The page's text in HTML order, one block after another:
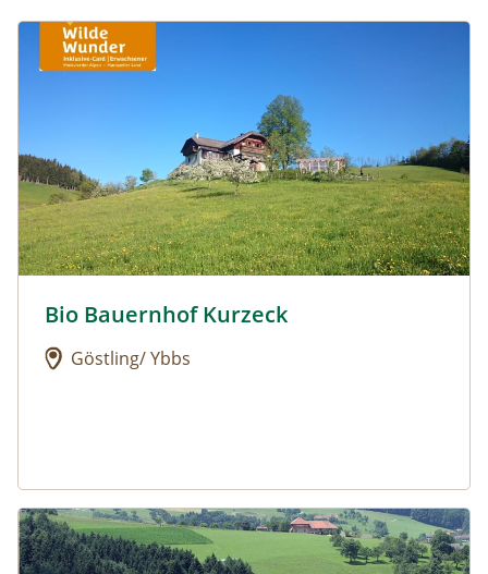
Urlaub am Bauernhof: Bio Bauernhof Kurzeck
Urlaub am Bauernhof: Bio Bauernhof Kurzeck
Bio Bauernhof Kurzeck
Göstling/ Ybbs
Urlaub am Bauernhof: Dorferhof